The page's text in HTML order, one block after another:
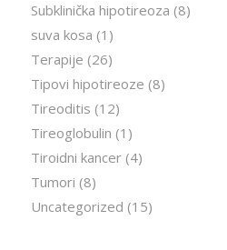
Subklinička hipotireoza (8)
suva kosa (1)
Terapije (26)
Tipovi hipotireoze (8)
Tireoditis (12)
Tireoglobulin (1)
Tiroidni kancer(4)
Tumori (8)
Uncategorized (15)